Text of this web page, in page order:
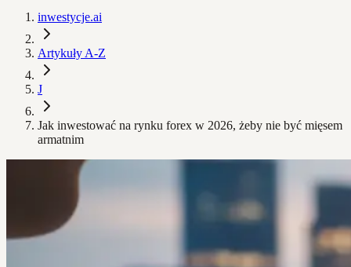
inwestycje.ai
Artykuły A-Z
J
Jak inwestować na rynku forex w 2026, żeby nie być mięsem
armatnim